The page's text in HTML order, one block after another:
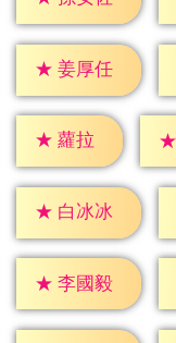
★ 姜厚任
★ 蘿拉 ★
★ 白冰冰
★ 李國毅